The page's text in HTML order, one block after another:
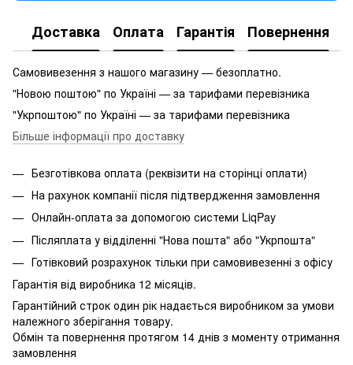
Доставка Оплата Гарантія Повернення
Самовивезення з нашого магазину — безоплатно.
"Новою поштою" по Україні — за тарифами перевізника
"Укрпоштою" по Україні — за тарифами перевізника
Більше інформації про доставку
Безготівкова оплата (реквізити на сторінці оплати)
На рахунок компанії після підтвердження замовлення
Онлайн-оплата за допомогою системи LiqPay
Післяплата у відділенні "Нова пошта" або "Укрпошта"
Готівковий розрахунок тільки при самовивезенні з офісу
Гарантія від виробника 12 місяців.
Гарантійний строк один рік надається виробником за умови
належного зберігання товару.
Обмін та повернення протягом 14 днів з моменту отримання
замовлення